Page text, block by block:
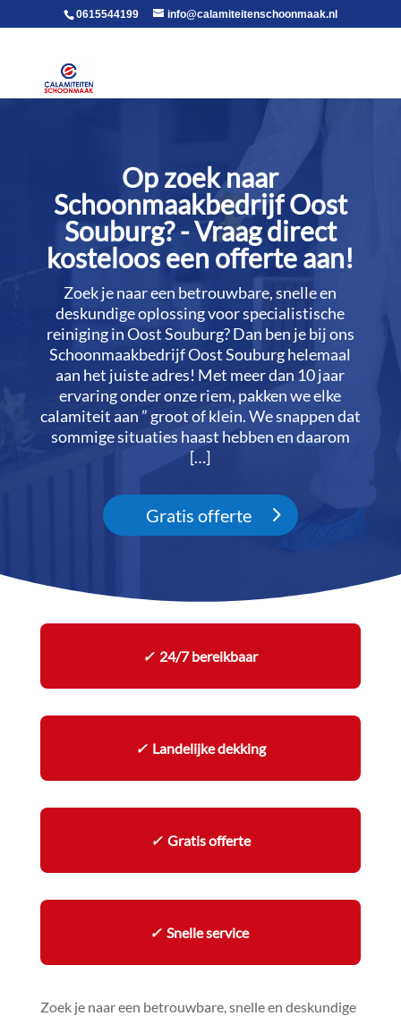
voor in de body0615544199 info@calamiteitenschoonmaak.nl
Op zoek naar
Schoonmaakbedrijf Oost
Souburg? - Vraag direct
kosteloos een offerte aan!
Zoek je naar een betrouwbare, snelle en
deskundige oplossing voor specialistische
reiniging in Oost Souburg? Dan ben je bij ons
Schoonmaakbedrijf Oost Souburg helemaal
aan het juiste adres! Met meer dan 10 jaar
ervaring onder onze riem, pakken we elke
calamiteit aan ” groot of klein.​ We snappen dat
sommige situaties haast hebben en daarom
[…]
Gratis offerte
✓24/7 bereikbaar
✓ Landelijke dekking
✓Gratis offerte
✓Snelle service
Zoek je naar een betrouwbare, snelle en deskundige